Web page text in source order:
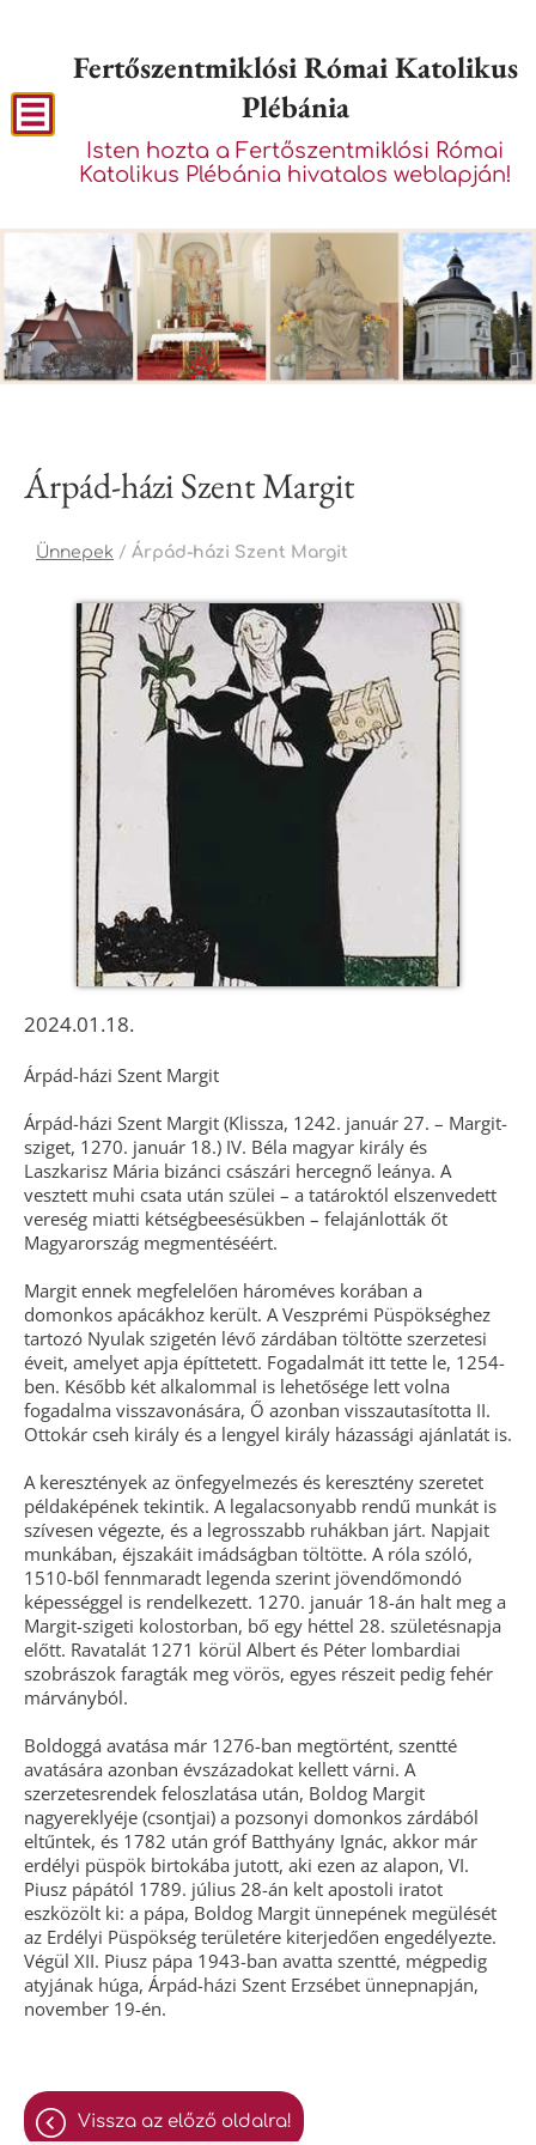
Fertőszentmiklósi Római Katolikus
Plébánia
Isten hozta a Fertőszentmiklósi Római
Katolikus Plébánia hivatalos weblapján!
Árpád-házi Szent Margit
Ünnepek / Árpád-házi Szent Margit
2024.01.18.
Árpád-házi Szent Margit
Árpád-házi Szent Margit (Klissza, 1242. január 27. – Margit-
sziget, 1270. január 18.) IV. Béla magyar király és
Laszkarisz Mária bizánci császári hercegnő leánya. A
vesztett muhi csata után szülei – a tatároktól elszenvedett
vereség miatti kétségbeesésükben – felajánlották őt
Magyarország megmentéséért.
Margit ennek megfelelően hároméves korában a
domonkos apácákhoz került. A Veszprémi Püspökséghez
tartozó Nyulak szigetén lévő zárdában töltötte szerzetesi
éveit, amelyet apja építtetett. Fogadalmát itt tette le, 1254-
ben. Később két alkalommal is lehetősége lett volna
fogadalma visszavonására, Ő azonban visszautasította II.
Ottokár cseh király és a lengyel király házassági ajánlatát is.
A keresztények az önfegyelmezés és keresztény szeretet
példaképének tekintik. A legalacsonyabb rendű munkát is
szívesen végezte, és a legrosszabb ruhákban járt. Napjait
munkában, éjszakáit imádságban töltötte. A róla szóló,
1510-ből fennmaradt legenda szerint jövendőmondó
képességgel is rendelkezett. 1270. január 18-án halt meg a
Margit-szigeti kolostorban, bő egy héttel 28. születésnapja
előtt. Ravatalát 1271 körül Albert és Péter lombardiai
szobrászok faragták meg vörös, egyes részeit pedig fehér
márványból.
Boldoggá avatása már 1276-ban megtörtént, szentté
avatására azonban évszázadokat kellett várni. A
szerzetesrendek feloszlatása után, Boldog Margit
nagyereklyéje (csontjai) a pozsonyi domonkos zárdából
eltűntek, és 1782 után gróf Batthyány Ignác, akkor már
erdélyi püspök birtokába jutott, aki ezen az alapon, VI.
Piusz pápától 1789. július 28-án kelt apostoli iratot
eszközölt ki: a pápa, Boldog Margit ünnepének megülését
az Erdélyi Püspökség területére kiterjedően engedélyezte.
Végül XII. Piusz pápa 1943-ban avatta szentté, mégpedig
atyjának húga, Árpád-házi Szent Erzsébet ünnepnapján,
november 19-én.
vissza az előző oldalra!